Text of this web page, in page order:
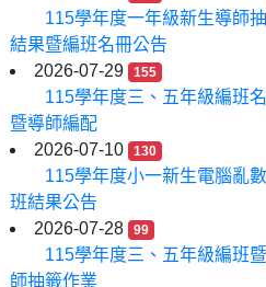
115學年度一年級新生導師
結果暨編班名冊公告
2026-07-29
155
115學年度三、五年級編班
暨導師編配
2026-07-10
130
115學年度小一新生電腦亂
班結果公告
2026-07-28
99
115學年度三、五年級編班
師抽籤作業